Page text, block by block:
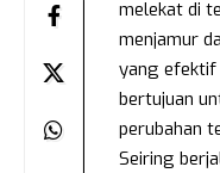
melekat di
menjamur
yang
bertujuan
perubahan
Seiring